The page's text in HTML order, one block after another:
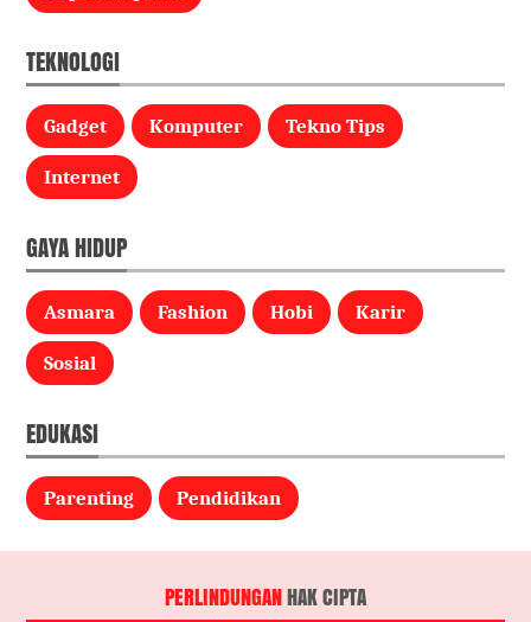
TEKNOLOGI
Gadget Komputer Tekno Tips
Internet
GAYA HIDUP
Asmara Fashion Hobi Karir
Sosial
EDUKASI
Parenting Pendidikan
PERLINDUNGANHAK CIPTA